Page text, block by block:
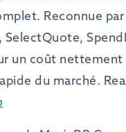
Reconnue
un coût nettement
du marché.